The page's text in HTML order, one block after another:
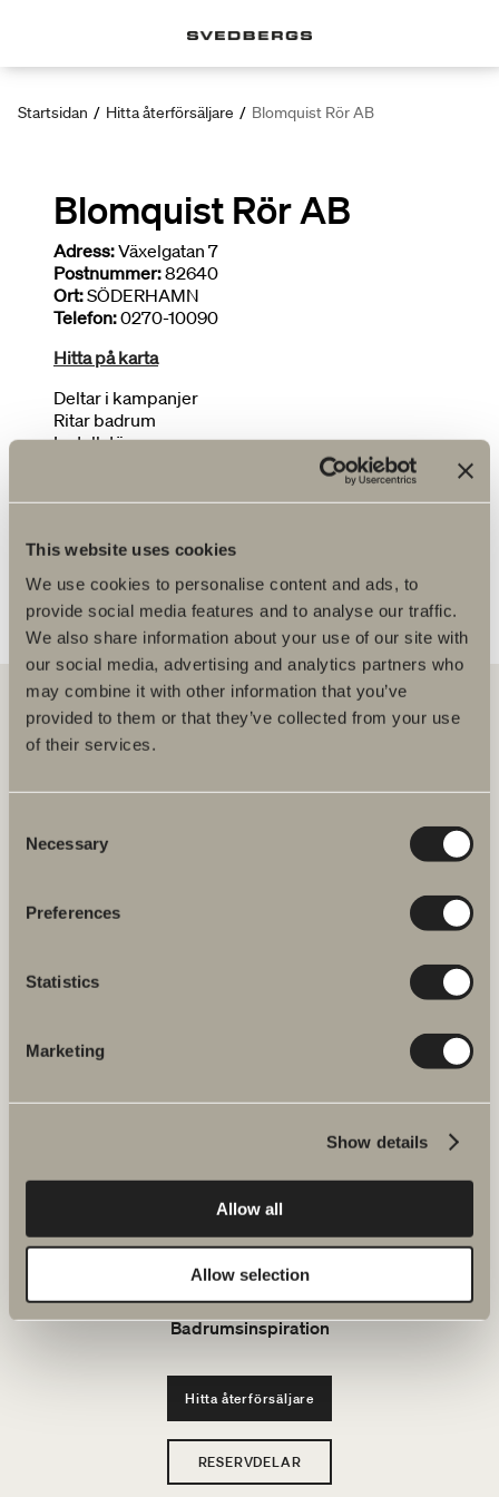
This website uses cookies
We use cookies to personalise content and ads, to
provide social media features and to analyse our traffic.
We also share information about your use of our site with
our social media, advertising and analytics partners who
may combine it with other information that you’ve
provided to them or that they’ve collected from your use
of their services.
Selection
Necessary
Preferences
Statistics
Marketing
Show details
Allow all
Allow selection
Startsidan / Hitta återförsäljare / Blomquist Rör AB
Blomquist Rör AB
Adress:Växelgatan 7
Postnummer:82640
Ort:SÖDERHAMN
Telefon:0270-10090
Hitta på karta
Deltar i kampanjer
Ritar badrum
Installatör
Svedbergs i Dalstorp AB
Verkstadsvägen 1
Svedbergs kundservice.
Ritverktyg
Hållbarhet
Badrumsinspiration
Hitta återförsäljare
RESERVDELAR